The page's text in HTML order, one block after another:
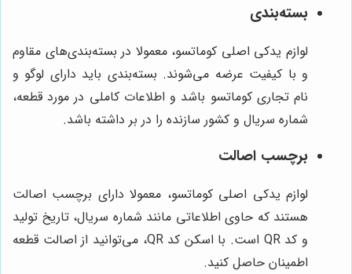
بسته‌بندی
لوازم یدکی اصلی کوماتسو، معمولا در بسته‌بندی‌های مقاوم
و با کیفیت عرضه می‌شوند. بسته‌بندی باید دارای لوگو و
نام تجاری کوماتسو باشد و اطلاعات کاملی در مورد قطعه،
شماره سریال و کشور سازنده را در بر داشته باشد.
برچسب اصالت
لوازم یدکی اصلی کوماتسو، معمولا دارای برچسب اصالت
هستند که حاوی اطلاعاتی مانند شماره سریال، تاریخ تولید
و کد QR است. با اسکن کد QR، می‌توانید از اصالت قطعه
اطمینان حاصل کنید.